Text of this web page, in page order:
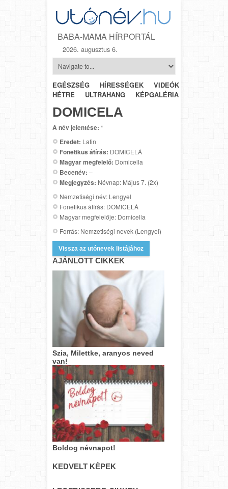
BABA-MAMA HÍRPORTÁL
2026. augusztus 6.
EGÉSZSÉG HÍRESSÉGEK VIDEÓK
HÉTRŐL-
HÉTRE
ULTRAHANG KÉPGALÉRIA
DOMICELA
A név jelentése: *
Eredet: Latin
Fonetikus átírás: DOMICELÁ
Magyar megfelelő: Domicella
Becenév: –
Megjegyzés: Névnap: Május 7. (2x)
Nemzetiségi név: Lengyel
Fonetikus átírás: DOMICELÁ
Magyar megfelelője: Domicella
Forrás: Nemzetiségi nevek (Lengyel)
Vissza az utónevek listájához
AJÁNLOTT CIKKEK
Szia, Milettke, aranyos neved
van!
Boldog névnapot!
KEDVELT KÉPEK